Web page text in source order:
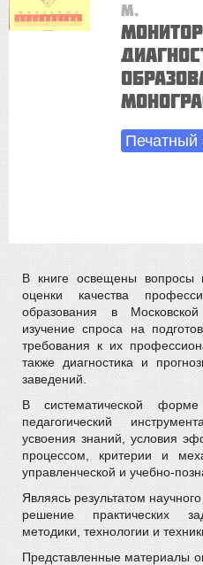
М.
Печатный
В книге освещены вопросы
оценки качества
образования в
изучение спроса на
требования к их
также диагностика и
заведений.
В систематической форме
педагогический
усвоения знаний, условия
процессом, критерии и
управленческой и учебно-
Являясь результатом
решение практических
методики, технологии и
Представленные материалы